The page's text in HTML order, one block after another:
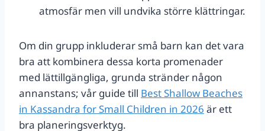
atmosfär men vill undvika större klättringar.
Om din grupp inkluderar små barn kan det vara
bra att kombinera dessa korta promenader
med lättillgängliga, grunda stränder någon
annanstans; vår guide till Best Shallow Beaches
in Kassandra for Small Children in 2026 är ett
bra planeringsverktyg.